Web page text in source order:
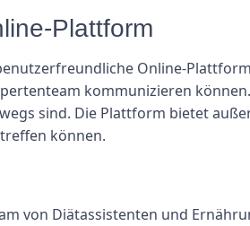
Plattform
Online-
kommunizieren
sind. Die Plattform bietet
können.
von Diätassistenten und